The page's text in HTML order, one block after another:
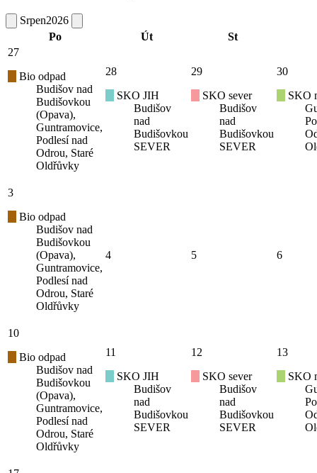
Srpen2026
Po
Út
St
27
Bio odpad
Budišov nad
Budišovkou
(Opava),
Guntramovice,
Podlesí nad
Odrou, Staré
Oldřůvky
28
SKO JIH
Budišov
nad
Budišovkou
SEVER
29
SKO sever
Budišov
nad
Budišovkou
SEVER
30
SKO
3
Bio odpad
Budišov nad
Budišovkou
(Opava),
Guntramovice,
Podlesí nad
Odrou, Staré
Oldřůvky
4 5 6
10
Bio odpad
Budišov nad
Budišovkou
(Opava),
Guntramovice,
Podlesí nad
Odrou, Staré
Oldřůvky
11
SKO JIH
Budišov
nad
Budišovkou
SEVER
12
SKO sever
Budišov
nad
Budišovkou
SEVER
13
SKO